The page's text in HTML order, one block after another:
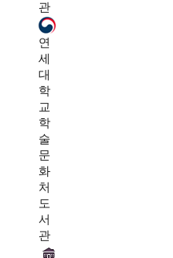
관
연
세
대
학
교
학
술
문
화
처
도
서
관